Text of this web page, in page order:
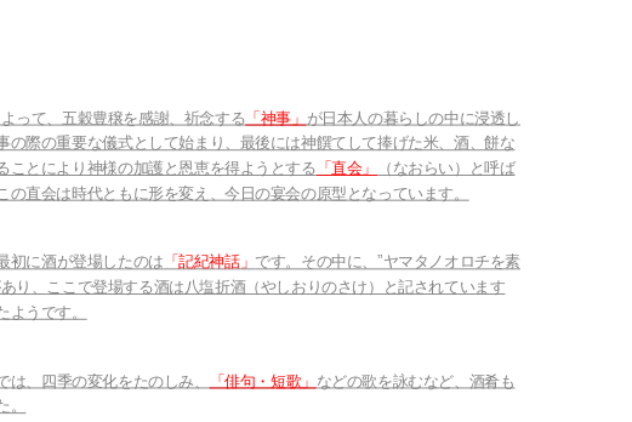
って、五穀豊穣を感謝、祈念する 「神事」 が日本人の暮らしの中に浸透し
の際の重要な儀式として始まり、最後には神饌てして捧げた米、酒、餅な
ことにより神様の加護と恩恵を得ようとする 「直会」
（なおらい）と呼ば
の直会は時代ともに形を変え、今日の宴会の原型となっています。
初に酒が登場したのは 「記紀神話」 です。その中に、”ヤマタノオロチを素
り、ここで登場する酒は八塩折酒（やしおりのさけ）と記されています
ようです。
、四季の変化をたのしみ、 「俳句・短歌」 などの歌を詠むなど、酒肴も